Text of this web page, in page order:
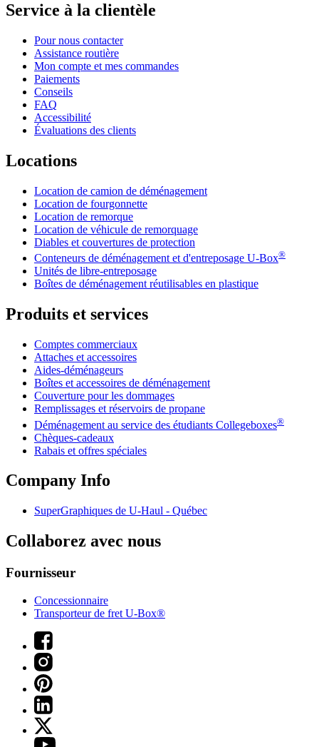
Service à la clientèle
Pour nous contacter
Assistance routière
Mon compte et mes commandes
Paiements
Conseils
FAQ
Accessibilité
Évaluations des clients
Locations
Location de camion de déménagement
Location de fourgonnette
Location de remorque
Location de véhicule de remorquage
Diables et couvertures de protection
Conteneurs de déménagement et d'entreposage U-Box®
Unités de libre-entreposage
Boîtes de déménagement réutilisables en plastique
Produits et services
Comptes commerciaux
Attaches et accessoires
Aides-déménageurs
Boîtes et accessoires de déménagement
Couverture pour les dommages
Remplissages et réservoirs de propane
Déménagement au service des étudiants Collegeboxes®
Chèques-cadeaux
Rabais et offres spéciales
Company Info
SuperGraphiques de U-Haul - Québec
Collaborez avec nous
Fournisseur
Concessionnaire
Transporteur de fret U-Box®